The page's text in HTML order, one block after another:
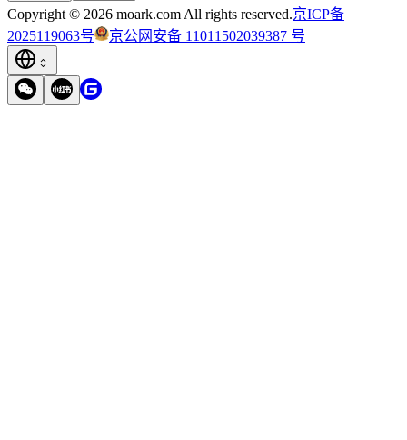
Copyright © 2026 moark.com All rights reserved.京ICP备
2025119063号
京公网安备 11011502039387 号